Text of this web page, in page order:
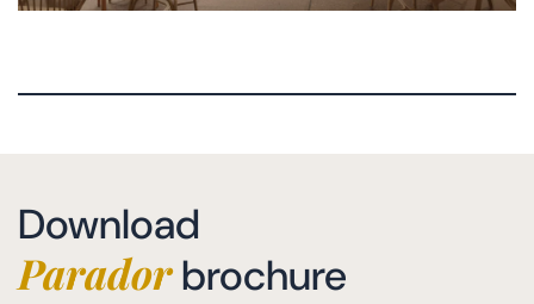
Download
Paradorbrochure